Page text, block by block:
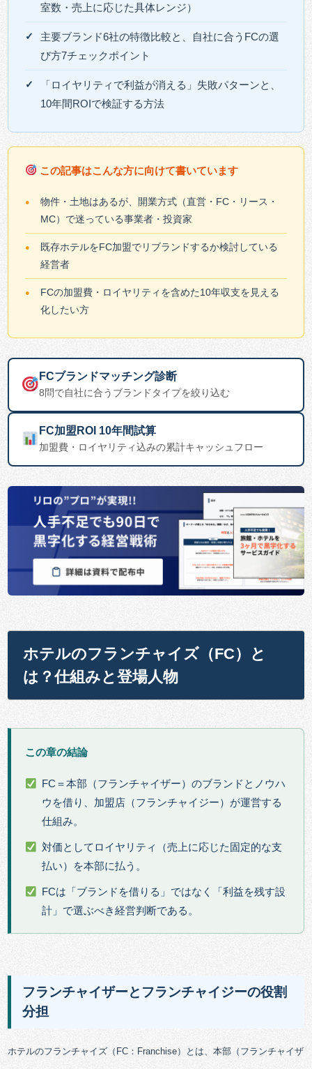
室数・売上に応じた具体レンジ）
主要ブランド6社の特徴比較と、自社に合うFCの選
び方7チェックポイント
「ロイヤリティで利益が消える」失敗パターンと、
10年間ROIで検証する方法
この記事はこんな方に向けて書いています
物件・土地はあるが、開業方式（直営・FC・リース・
MC）で迷っている事業者・投資家
既存ホテルをFC加盟でリブランドするか検討している
経営者
FCの加盟費・ロイヤリティを含めた10年収支を見える
化したい方
FCブランドマッチング診断
8問で自社に合うブランドタイプを絞り込む
FC加盟ROI 10年間試算
加盟費・ロイヤリティ込みの累計キャッシュフロー
ホテルのフランチャイズ（FC）と
は？仕組みと登場人物
この章の結論
FC＝本部（フランチャイザー）のブランドとノウハ
ウを借り、加盟店（フランチャイジー）が運営する
仕組み。
対価としてロイヤリティ（売上に応じた固定的な支
払い）を本部に払う。
FCは「ブランドを借りる」ではなく「利益を残す設
計」で選ぶべき経営判断である。
フランチャイザーとフランチャイジーの役割
分担
ホテルのフランチャイズ（FC：Franchise）とは、本部（フランチャイザ